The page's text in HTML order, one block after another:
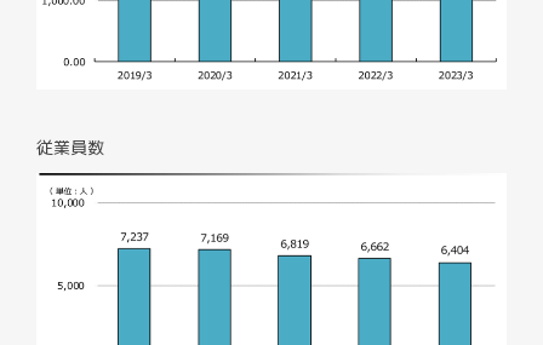
従業員数